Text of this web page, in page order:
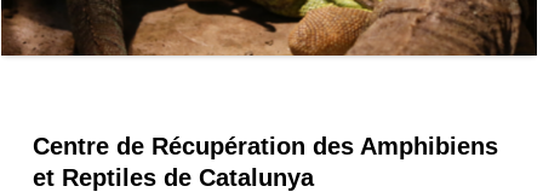
Centre de Récupération des Amphibiens
et Reptiles de Catalunya